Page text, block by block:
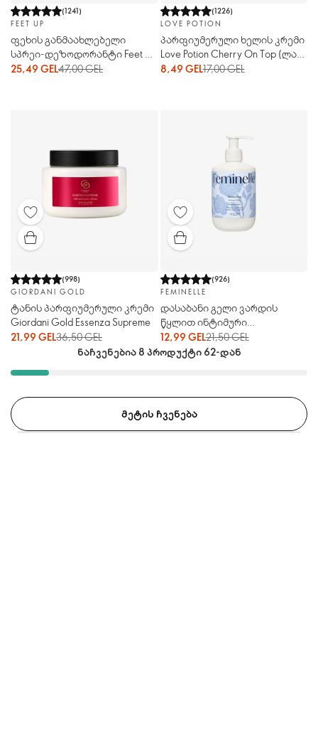
(1241)
FEET UP
ფეხის განმაახლებელი
სპრეი-დეზოდორანტი Feet Up
Everyday (ფით აფ ევრიდეი)
25,49 GEL47,00 GEL
(1226)
LOVE POTION
პარფიუმერული ხელის კრემი
Love Potion Cherry On Top (ლავ
ფოშენ ჩერი ონ თოფ)
8,49 GEL17,00 GEL
(998)
GIORDANI GOLD
ტანის პარფიუმერული კრემი
Giordani Gold Essenza Supreme
21,99 GEL36,50 GEL
(926)
FEMINELLE
დასაბანი გელი ვარდის
წყლით ინტიმური
ჰიგიენისთვის Feminelle
12,99 GEL21,50 GEL
ნაჩვენებია 8 პროდუქტი 62-დან
ᲛᲔᲢᲘᲡ ᲩᲕᲔᲜᲔᲑᲐ